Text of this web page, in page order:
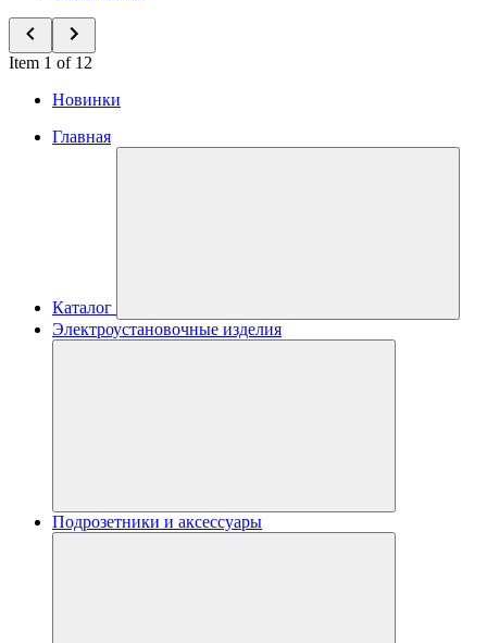
Item 1 of 12
Новинки
Главная
Каталог
Электроустановочные изделия
Подрозетники и аксессуары